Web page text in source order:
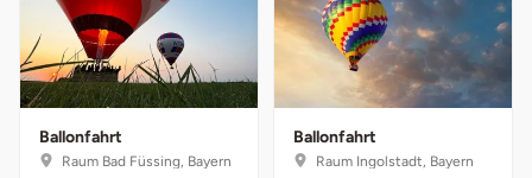
Ballonfahrt
Raum Bad Füssing, Bayern
Ballonfahrt
Raum Ingolstadt, Bayern